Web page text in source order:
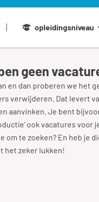
opleidingsniveau
geen
en dan proberen we het
verwijderen. Dat levert
aanvinken. Je bent
ook vacatures voor
om te zoeken? En heb je
het zeker lukken!